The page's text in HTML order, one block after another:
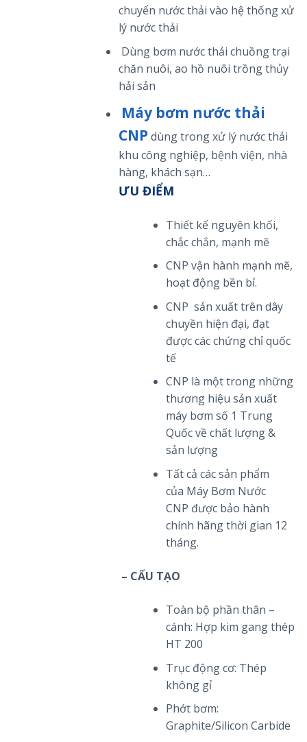
chuyển nước thải vào hệ thống xử
lý nước thải
Dùng bơm nước thải chuồng trại
chăn nuôi, ao hồ nuôi trồng thủy
hải sản
Máy bơm nước thải
CNPdùng trong xử lý nước thải
khu công nghiệp, bệnh viện, nhà
hàng, khách sạn…
ƯU ĐIỂM
Thiết kế nguyên khối,
chắc chắn, mạnh mẽ
CNP vận hành mạnh mẽ,
hoạt động bền bỉ.
CNP sản xuất trên dây
chuyền hiện đại, đạt
được các chứng chỉ quốc
tế
CNP là một trong những
thương hiệu sản xuất
máy bơm số 1 Trung
Quốc về chất lượng &
sản lượng
Tất cả các sản phẩm
của Máy Bơm Nước
CNP được bảo hành
chính hãng thời gian 12
tháng.
– CẤU TẠO
Toàn bộ phần thân –
cánh: Hợp kim gang thép
HT 200
Trục động cơ: Thép
không gỉ
Phớt bơm:
Graphite/Silicon Carbide